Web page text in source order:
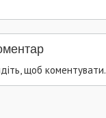
щоб коментувати.